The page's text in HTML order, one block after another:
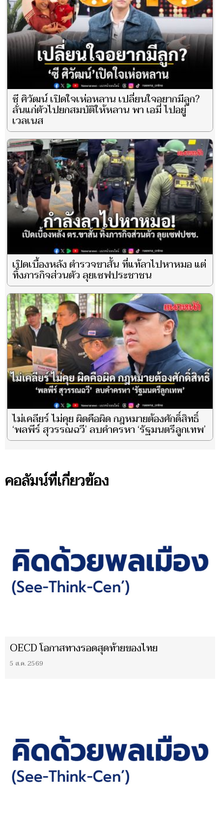
ซี ศิวัฒน์ เปิดใจเห่อหลาน เปลี่ยนใจอยากมีลูก?
ลั่นแก่ตัวไปยกสมบัติให้หลาน พา เอมี่ ไปอยู่
เวลเนส
เปิดเบื้องหลัง ตำรวจขาสั้น ที่แท้ลาไปหาหมอ แต่
ทิ้งภารกิจส่วนตัว ลุยเซฟประชาชน
ไม่เคลียร์ ไม่คุย ผิดคือผิด กฎหมายต้องศักดิ์สิทธิ์
‘พลพีร์ สุวรรณฉวี’ ลบคำครหา ‘รัฐมนตรีลูกเทพ’
คอลัมน์ที่เกี่ยวข้อง
OECD โอกาสทางรอดสุดท้ายของไทย
5 ส.ค. 2569